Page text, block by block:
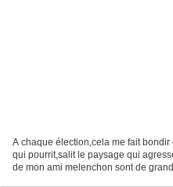
A chaque élection,cela me fait
qui pourrit,salit le paysage qui
de mon ami melenchon sont de